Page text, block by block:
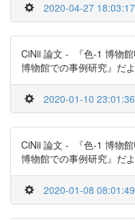
2020-04-27 18:03:17
CiNii 論文 - 『色-1 博物
博物館での事例研究』だ
2020-01-10 23:01:36
CiNii 論文 - 『色-1 博物
博物館での事例研究』だ
2020-01-08 08:01:49